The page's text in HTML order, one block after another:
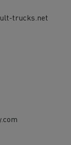
trucks.net